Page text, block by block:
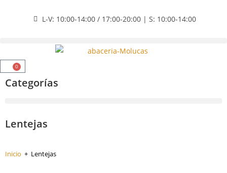
L-V: 10:00-14:00 / 17:00-20:00 | S: 10:00-14:00
0
Lentejas
Inicio + Lentejas
Categorías